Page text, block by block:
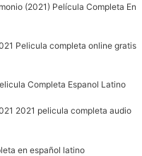
(2021) Película Completa En
Pelicula completa online gratis
Completa Espanol Latino
2021 pelicula completa audio
en español latino